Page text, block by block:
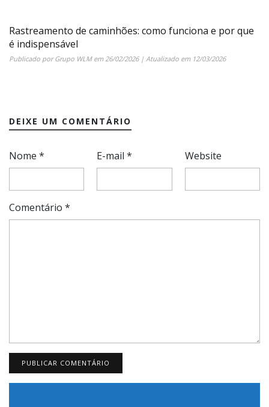
Rastreamento de caminhões: como funciona e por que
é indispensável
Publicado porGrupo WLMem26/02/2026| Atualizado em 12/03/2026
DEIXE UM COMENTÁRIO
Nome * E-mail* Website
Comentário *